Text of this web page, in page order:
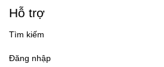
Hỗ trợ
Tìm kiếm
Đăng nhập